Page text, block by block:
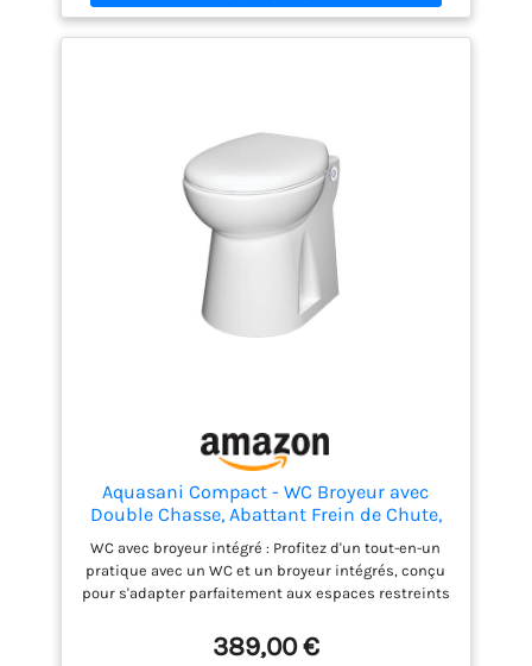
matières avec puissance jusqu'à 3 mètres de
hauteur et 30 mètres de longueur. PRATIQUE ET
quotidien. DOUBLE CHASSE D'EAU ÉCONOMIQUE : Ce
broyeur domestique possède un système de double
chasse d'eau de 1,8L ou 3L pour s'adapter
précisément aux besoins du moment en ne
délivrant que la juste quantité d'eau nécessaire.
FABRIQUÉ EN FRANCE : Fabriqué dans une usine
française, ce WC à broyeur intégré bénéficie d'une
conception soignée. Élaboré avec soin et avec des
matériaux de qualité, il est vendu avec une garantie
Aquasani Compact - WC Broyeur avec
Double Chasse, Abattant Frein de Chute,
Installation Facile, Relevage 3m Vertical,
30m Horizontal, 500W, Fabrication
Française, Garantie 3 Ans
WC avec broyeur intégré : Profitez d'un tout-en-un
pratique avec un WC et un broyeur intégrés, conçu
pour s'adapter parfaitement aux espaces restreints
double chasse : Économisez de l'eau grâce au
système double chasse, permettant une utilisation
389,00 €